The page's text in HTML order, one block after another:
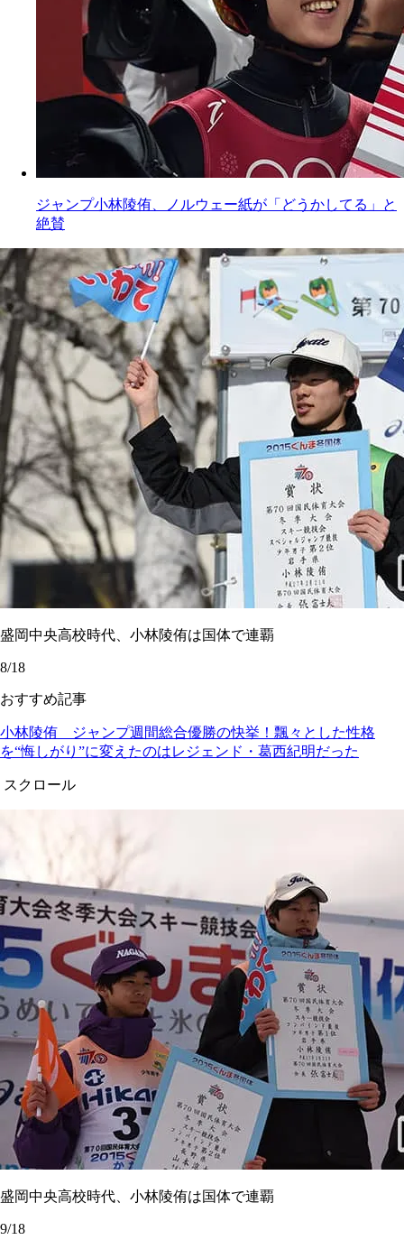
ジャンプ小林陵侑、ノルウェー紙が「どうかしてる」と
絶賛
盛岡中央高校時代、小林陵侑は国体で連覇
8/18
おすすめ記事
小林陵侑 ジャンプ週間総合優勝の快挙！飄々とした性格
を“悔しがり”に変えたのはレジェンド・葛西紀明だった
スクロール
盛岡中央高校時代、小林陵侑は国体で連覇
9/18